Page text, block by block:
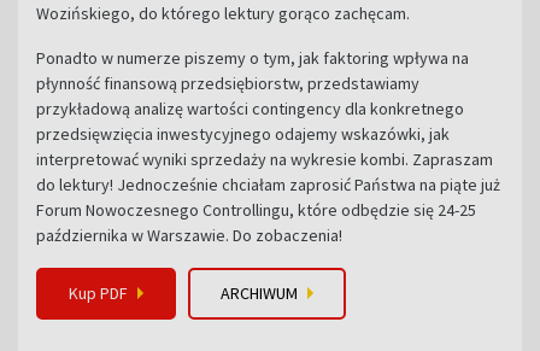
Wozińskiego, do którego lektury gorąco zachęcam.
Ponadto w numerze piszemy o tym, jak faktoring wpływa na
płynność finansową przedsiębiorstw, przedstawiamy
przykładową analizę wartości contingency dla konkretnego
przedsięwzięcia inwestycyjnego odajemy wskazówki, jak
interpretować wyniki sprzedaży na wykresie kombi. Zapraszam
do lektury! Jednocześnie chciałam zaprosić Państwa na piąte już
Forum Nowoczesnego Controllingu, które odbędzie się 24-25
października w Warszawie. Do zobaczenia!
Kup PDF ARCHIWUM